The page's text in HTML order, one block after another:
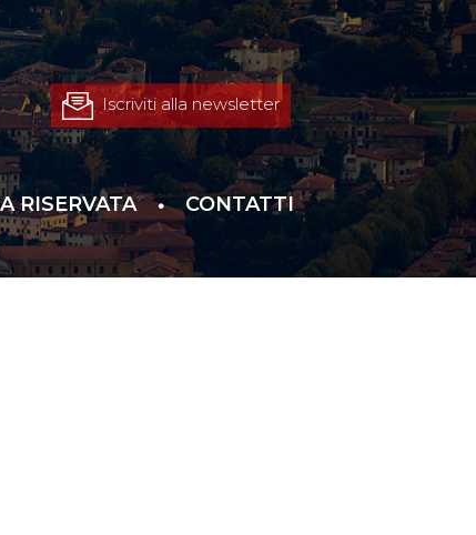
Iscriviti alla newsletter
RISERVATA CONTATTI